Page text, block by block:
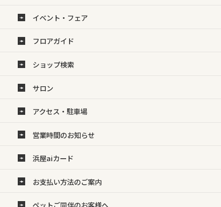
イベント・フェア
フロアガイド
ショップ検索
サロン
アクセス・駐車場
営業時間のお知らせ
浜屋aiカード
お支払い方法のご案内
ペットご同伴のお客様へ